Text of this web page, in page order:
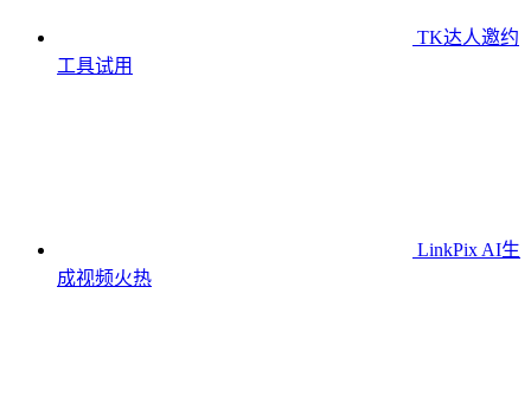
TK达人邀约
工具试用
LinkPix AI生
成视频火热